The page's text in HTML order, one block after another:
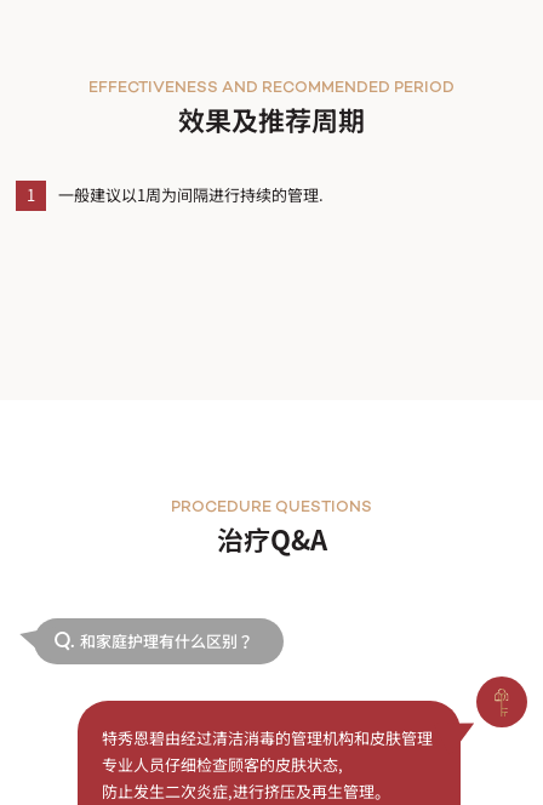
效果及推荐周期
EFFECTIVENESS AND RECOMMENDED PERIOD
1 一般建议以1周为间隔进行持续的管理.
治疗Q&A
PROCEDURE QUESTIONS
Q. 和家庭护理有什么区别？
特秀恩碧由经过清洁消毒的管理机构和皮肤管理
专业人员仔细检查顾客的皮肤状态,
防止发生二次炎症,进行挤压及再生管理。